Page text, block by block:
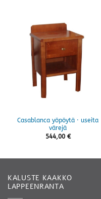
Casablanca yöpöytä · useita
värejä
544,00 €
KALUSTE KAAKKO
LAPPEENRANTA